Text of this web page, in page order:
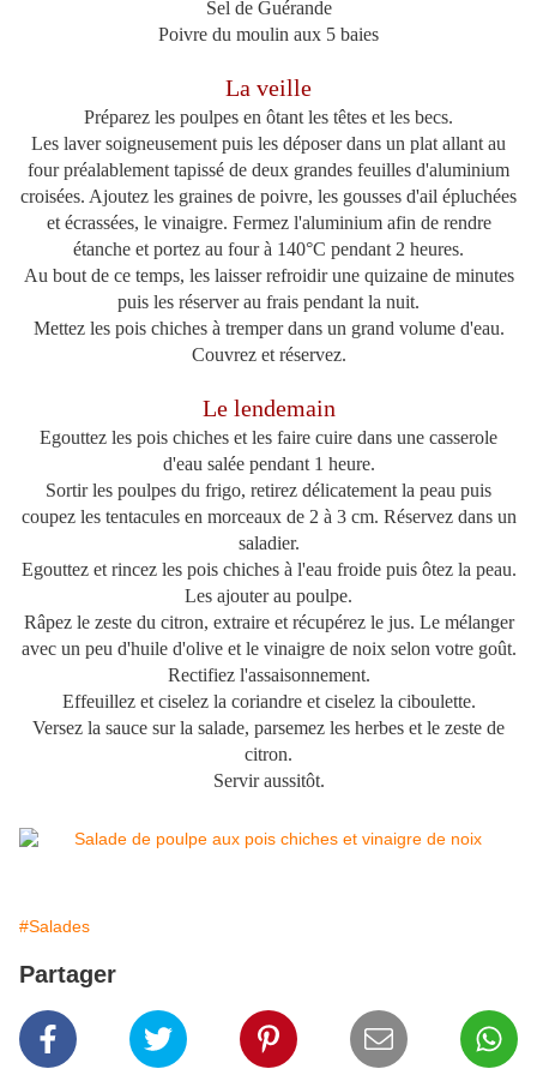
Sel de Guérande
Poivre du moulin aux 5 baies
La veille
Préparez les poulpes en ôtant les têtes et les becs.
Les laver soigneusement puis les déposer dans un plat allant au
four préalablement tapissé de deux grandes feuilles d'aluminium
croisées. Ajoutez les graines de poivre, les gousses d'ail épluchées
et écrassées, le vinaigre. Fermez l'aluminium afin de rendre
étanche et portez au four à 140°C pendant 2 heures.
Au bout de ce temps, les laisser refroidir une quizaine de minutes
puis les réserver au frais pendant la nuit.
Mettez les pois chiches à tremper dans un grand volume d'eau.
Couvrez et réservez.
Le lendemain
Egouttez les pois chiches et les faire cuire dans une casserole
d'eau salée pendant 1 heure.
Sortir les poulpes du frigo, retirez délicatement la peau puis
coupez les tentacules en morceaux de 2 à 3 cm. Réservez dans un
saladier.
Egouttez et rincez les pois chiches à l'eau froide puis ôtez la peau.
Les ajouter au poulpe.
Râpez le zeste du citron, extraire et récupérez le jus. Le mélanger
avec un peu d'huile d'olive et le vinaigre de noix selon votre goût.
Rectifiez l'assaisonnement.
Effeuillez et ciselez la coriandre et ciselez la ciboulette.
Versez la sauce sur la salade, parsemez les herbes et le zeste de
citron.
Servir aussitôt.
#Salades
Partager